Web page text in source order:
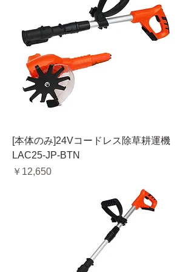
[本体のみ]24Vコードレス除草耕運機
LAC25-JP-BTN
価格
￥12,650